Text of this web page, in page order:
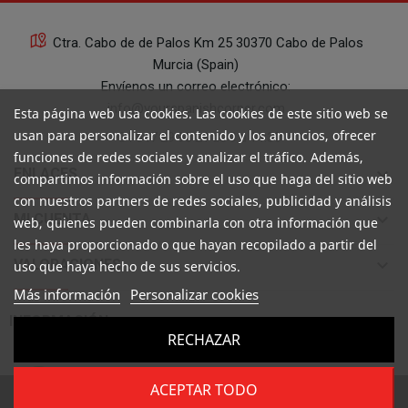
Ctra. Cabo de de Palos Km 25 30370 Cabo de Palos
Murcia (Spain)
Envíenos un correo electrónico:
info@yourspanishcorner.com
+34 647 29 98 21 de 9 a 14:30
ENLACES keyboard_arrow_down
MI CUENTA keyboard_arrow_down
VALORACIONES
INFORMACIÓN 
Esta página web usa cookies. Las cookies de este sitio web se
usan para personalizar el contenido y los anuncios, ofrecer
funciones de redes sociales y analizar el tráfico. Además,
compartimos información sobre el uso que haga del sitio web
con nuestros partners de redes sociales, publicidad y análisis
web, quienes pueden combinarla con otra información que
les haya proporcionado o que hayan recopilado a partir del
uso que haya hecho de sus servicios.
Más información Personalizar cookies
RECHAZAR
ACEPTAR TODO
Your Spanish Corner. Todos los derechos reservados